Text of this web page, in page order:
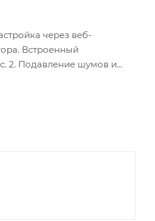
через веб-
Встроенный
2. Подавление шумов и